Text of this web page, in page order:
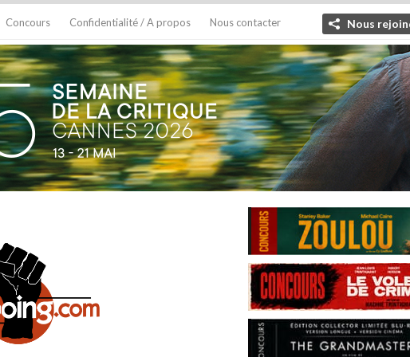
Concours Confidentialité / A propos Nous contacter Nous